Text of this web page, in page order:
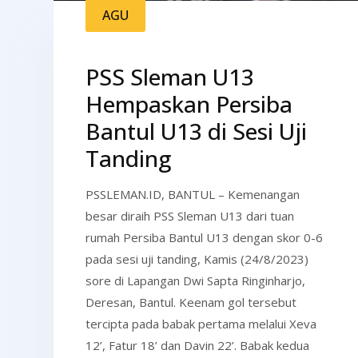
AGU
PSS Sleman U13
Hempaskan Persiba
Bantul U13 di Sesi Uji
Tanding
PSSLEMAN.ID, BANTUL – Kemenangan
besar diraih PSS Sleman U13 dari tuan
rumah Persiba Bantul U13 dengan skor 0-6
pada sesi uji tanding, Kamis (24/8/2023)
sore di Lapangan Dwi Sapta Ringinharjo,
Deresan, Bantul. Keenam gol tersebut
tercipta pada babak pertama melalui Xeva
12’, Fatur 18’ dan Davin 22’. Babak kedua